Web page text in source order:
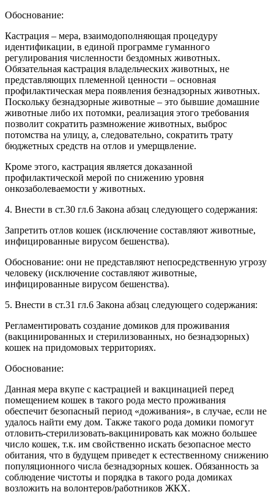
Обоснование:
Кастрация – мера, взаимодополняющая процедуру
идентификации, в единой программе гуманного
регулирования численности бездомных животных.
Обязательная кастрация владельческих животных, не
представляющих племенной ценности – основная
профилактическая мера появления безнадзорных животных.
Поскольку безнадзорные животные – это бывшие домашние
животные либо их потомки, реализация этого требования
позволит сократить размножение животных, выброс
потомства на улицу, а, следовательно, сократить трату
бюджетных средств на отлов и умерщвление.
Кроме этого, кастрация является доказанной
профилактической мерой по снижению уровня
онкозаболеваемости у животных.
4. Внести в ст.30 гл.6 Закона абзац следующего содержания:
Запретить отлов кошек (исключение составляют животные,
инфицированные вирусом бешенства).
Обоснование: они не представляют непосредственную угрозу
человеку (исключение составляют животные,
инфицированные вирусом бешенства).
5. Внести в ст.31 гл.6 Закона абзац следующего содержания:
Регламентировать создание домиков для проживания
(вакцинированных и стерилизованных, но безнадзорных)
кошек на придомовых территориях.
Обоснование:
Данная мера вкупе с кастрацией и вакцинацией перед
помещением кошек в такого рода место проживания
обеспечит безопасный период «доживания», в случае, если не
удалось найти ему дом. Также такого рода домики помогут
отловить-стерилизовать-вакцинировать как можно большее
число кошек, т.к. им свойственно искать безопасное место
обитания, что в будущем приведет к естественному снижению
популяционного числа безнадзорных кошек. Обязанность за
соблюдение чистоты и порядка в такого рода домиках
возложить на волонтеров/работников ЖКХ.